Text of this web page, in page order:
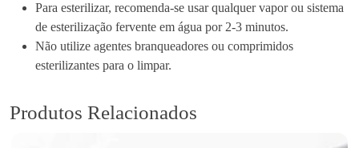
Para esterilizar, recomenda-se usar qualquer vapor ou sistema
de esterilização fervente em água por 2-3 minutos.
Não utilize agentes branqueadores ou comprimidos
esterilizantes para o limpar.
Produtos Relacionados